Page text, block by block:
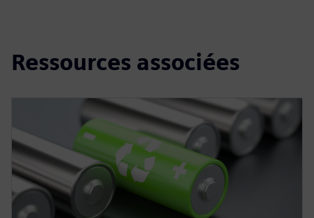
Ressources associées